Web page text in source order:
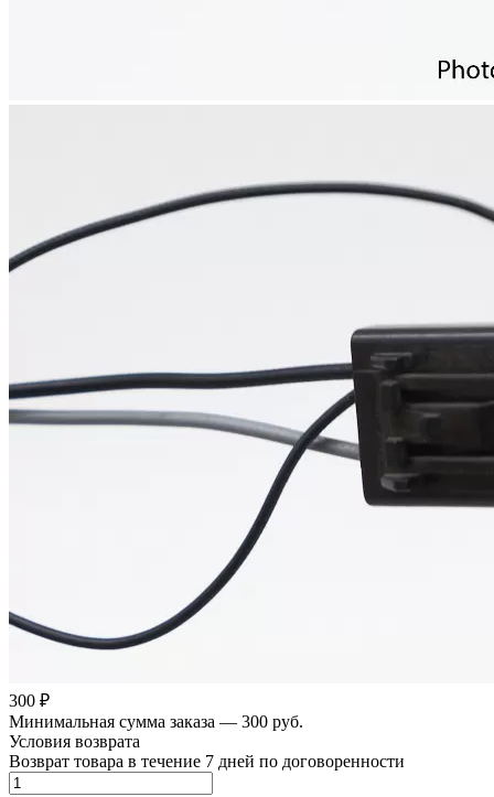
300 ₽
Минимальная сумма заказа — 300 руб.
Условия возврата
Возврат товара в течение 7 дней по договоренности